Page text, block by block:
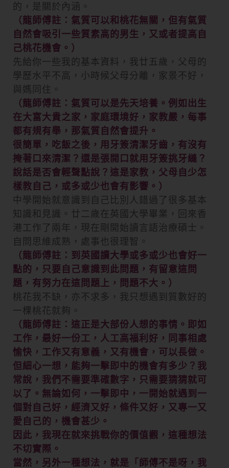
的，是關於內涵。
（龍師傅註：氣質可以和桃花無關，但有氣質
自然會吸引一些質素高的男生，又或者提高自
己桃花機會。）
先給你一些我的基本資料，我廿五歲，父母的
學歷水平不高，小時候父母分離，家景不好，
與媽同住。
（龍師傅註：氣質可以是先天培養。例如出生
在大富大貴之家，家庭環境好，家教嚴，每事
都有規有舉，那氣質自然會提升。
很簡單，吃飯之後，用牙簽清潔牙齒，有沒有
掩著口來清潔？還是張開口就用牙簽挑牙縫？
說話是否會輕聲點說？這是家教，父母自少怎
樣教自己，或多或少也會有影響。）
中學開始就意識到自己比別人錯過了很多基本
知識和見識。廿二歲在英國大學畢業，回來香
港工作了兩年，現在剛開始讀言語治療碩士。
自問思維成熟，處事也很理智。
（龍師傅註：到英國讀大學或多或少也會好一
點的，只要自己意識到此問題，有留意這問
題，有努力在這問題上，問題不大。）
桃花我不缺，亦不求多，我只想遇到質數好的
一棵桃花就夠。
（龍師傅註：這正是大部份人想的事情。即如
工作，最好一份工，人工高福利好，同事相處
愉快，工作又有意義，又有機會，可以長做。
但細心一想，能夠一擊即中的機會有多少？我
常說，我們不需要準確數字，只需要猜猜就可
以了。無論如何，一擊即中，一開始就遇到一
個對自己好，經濟又好，條件又好，又專一又
愛自己的，機會甚少。
因此，我現在就來挑戰你的價值觀，這種想法
不切實際。
當然，另外一種想法，就是「師傅不是呀，我